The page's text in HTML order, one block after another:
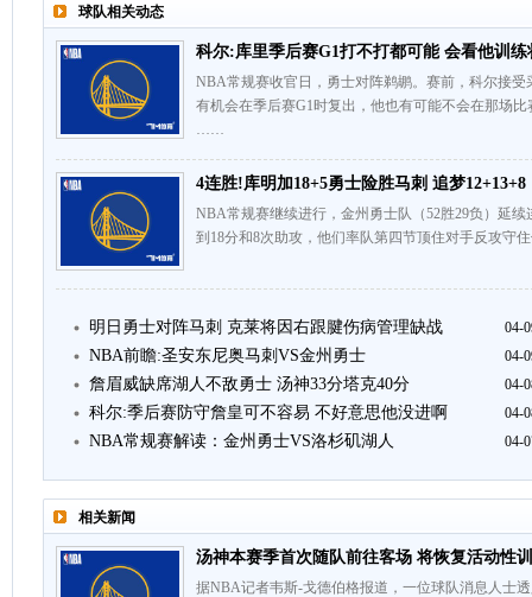
球队相关动态
科尔:库里季后赛G1打不打都可能 会看他训练
NBA常规赛收官日，勇士对阵鹈鹕。赛前，科尔接
有机会在季后赛G1时复出，他也有可能不会在那场
……
4连胜!库明加18+5勇士险胜马刺 追梦12+13+8
NBA常规赛继续进行，金州勇士队（52胜29负）延
到18分和8次助攻，他们率队第四节顶住对手反攻守
明日勇士对阵马刺 克莱将因右跟腱伤病管理缺战 04-
NBA前瞻:圣安东尼奥马刺VS金州勇士 04-
詹眉威缺席湖人不敌勇士 汤神33分塔克40分 04-
科尔:季后赛防守詹皇可不容易 不好意思他没进啊 04-
NBA常规赛解读：金州勇士VS洛杉矶湖人 04-
相关新闻
汤神本赛季首次随队前往客场 将恢复活动性
据NBA记者韦斯-戈德伯格报道，一位球队消息人士